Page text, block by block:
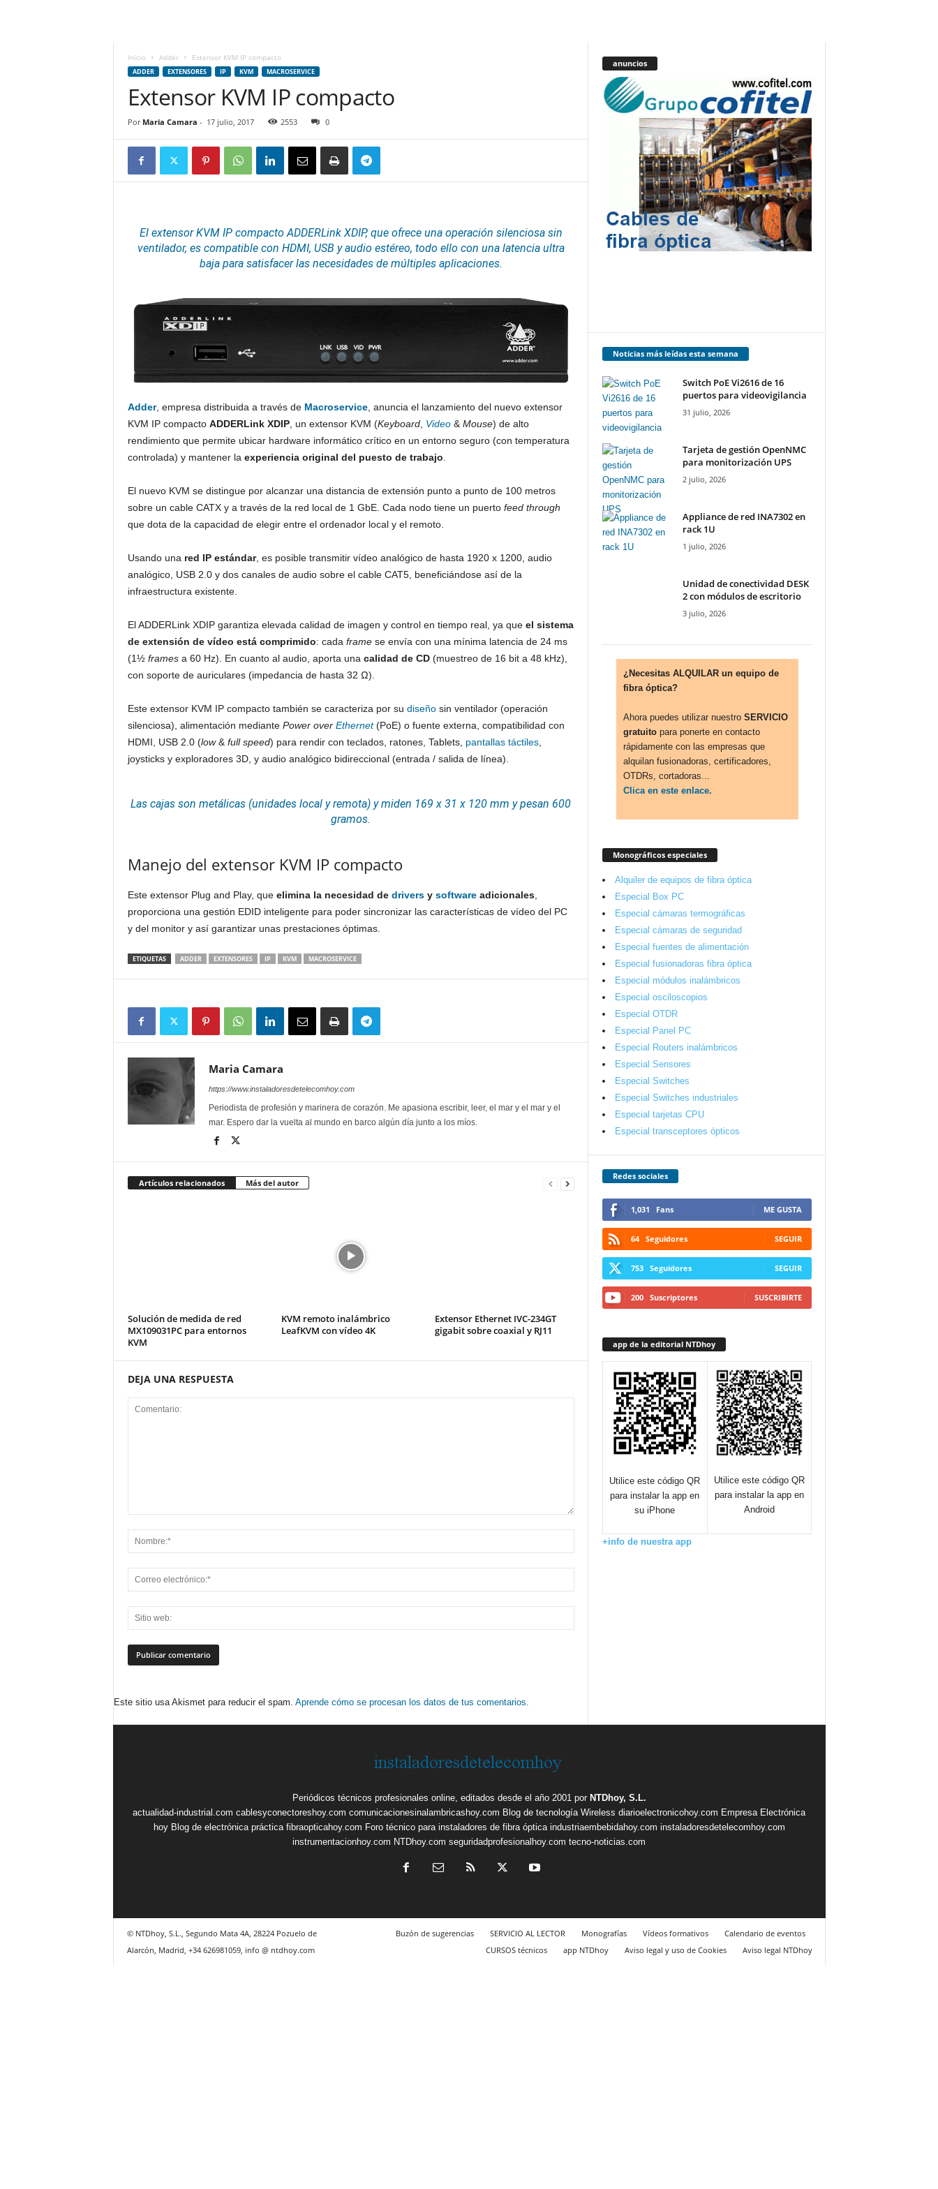
o
Inicio Adder Extensor KVM IP compacto
ADDER EXTENSORES IP KVM MACROSERVICE
Extensor KVM IP compacto
Por Maria Camara - 17 julio, 2017 2553 0
El extensorKVM IPcompacto ADDERLink XDIP, que ofrece una operación silenciosa sin
ventilador, es compatible con HDMI, USB yaudioestéreo, todo ello con una latencia ultra
baja para satisfacer las necesidades de múltiples aplicaciones.
Adder, empresa distribuida a través de Macroservice, anuncia el lanzamiento del nuevo extensor
KVM IP compacto ADDERLink XDIP, un extensor KVM (Keyboard, Video& Mouse) de alto
rendimiento que permite ubicar hardware informático crítico en un entorno seguro (con temperatura
controlada) y mantener la experiencia original del puesto de trabajo
El nuevo KVM se distingue por alcanzar una distancia de extensión punto a punto de 100 metros
sobre un cable CATX y a través de la red local de 1 GbE. Cada nodo tiene un puerto feed through
que dota de la capacidad de elegir entre el ordenador local y el remoto.
Usando una red IP estándar, es posible transmitir vídeo analógico de hasta 1920 x 1200, audio
analógico, USB 2.0 y dos canales de audio sobre el cable CAT5, beneficiándose así de la
infraestructura existente.
El ADDERLink XDIP garantiza elevada calidad de imagen y control en tiempo real, ya que el sistema
de extensión de vídeo está comprimido: cada framese envía con una mínima latencia de 24 ms
(1½ framesa 60 Hz). En cuanto al audio, aporta una calidad de CD(muestreo de 16 bit a 48 kHz),
con soporte de auriculares (impedancia de hasta 32 Ω).
Este extensor KVM IP compacto también se caracteriza por su diseñosin ventilador (operación
silenciosa), alimentación mediante Power over Ethernet(PoE) o fuente externa, compatibilidad con
HDMI, USB 2.0 (low& full speed) para rendir con teclados, ratones, Tablets, pantallas táctiles,
joysticks y exploradores 3D, y audio analógico bidireccional (entrada / salida de línea).
Las cajas son metálicas (unidades local y remota) y miden 169 x 31 x 120 mm y pesan 600
gramos.
Manejo del extensor KVM IP compacto
Este extensor Plug and Play, que elimina la necesidad de driversy softwareadicionales,
proporciona una gestión EDID inteligente para poder sincronizar las características de vídeo del PC
y del monitor y así garantizar unas prestaciones óptimas.
ETIQUETAS ADDER EXTENSORES IP KVM MACROSERVICE
Maria Camara
https://www.instaladoresdetelecomhoy.com
Periodista de profesión y marinera de corazón. Me apasiona escribir, leer, el mar y el mar y el
mar. Espero dar la vuelta al mundo en barco algún día junto a los míos.
Artículos relacionados Más del autor
Solución de medida de red
MX109031PC para entornos
KVM
KVM remoto inalámbrico
LeafKVM con vídeo 4K
Extensor Ethernet IVC-234GT
gigabit sobre coaxial y RJ11
DEJA UNA RESPUESTA
Este sitio usa Akismet para reducir el spam. Aprende cómo se procesan los datos de tus comentarios.
anuncios
Noticias más leídas esta semana
Switch PoE Vi2616 de 16
puertos para videovigilancia
31 julio, 2026
Tarjeta de gestión OpenNMC
para monitorización UPS
2 julio, 2026
Appliance de red INA7302 en
rack 1U
1 julio, 2026
Unidad de conectividad DESK
2 con módulos de escritorio
3 julio, 2026
¿Necesitas ALQUILAR un equipo de
fibra óptica?
Ahora puedes utilizar nuestro SERVICIO
gratuitopara ponerte en contacto
rápidamente con las empresas que
alquilan fusionadoras, certificadores,
OTDRs, cortadoras...
Clica en este enlace.
Monográficos especiales
Alquiler de equipos de fibra óptica
Especial Box PC
Especial cámaras termográficas
Especial cámaras de seguridad
Especial fuentes de alimentación
Especial fusionadoras fibra óptica
Especial módulos inalámbricos
Especial osciloscopios
Especial OTDR
Especial Panel PC
Especial Routers inalámbricos
Especial Sensores
Especial Switches
Especial Switches industriales
Especial tarjetas CPU
Especial transceptores ópticos
Redes sociales
1,031 Fans ME GUSTA
64 Seguidores SEGUIR
753 Seguidores SEGUIR
200 Suscriptores SUSCRIBIRTE
app de la editorial NTDhoy
Utilice este código QR
para instalar la app en
su iPhone
Utilice este código QR
para instalar la app en
Android
+info de nuestra app
Periódicos técnicos profesionales online, editados desde el año 2001 por NTDhoy, S.L.
actualidad-industrial.com cablesyconectoreshoy.com comunicacionesinalambricashoy.com Blog de tecnología Wireless diarioelectronicohoy.com Empresa Electrónica
hoy Blog de electrónica práctica fibraopticahoy.com Foro técnico para instaladores de fibra óptica industriaembebidahoy.com instaladoresdetelecomhoy.com
instrumentacionhoy.com NTDhoy.com seguridadprofesionalhoy.com tecno-noticias.com
Buzón de sugerencias SERVICIO AL LECTOR Monografías Vídeos formativos
Calendario de eventos
CURSOS técnicos
app NTDhoy Aviso legal y uso de Cookies Aviso legal NTDhoy
© NTDhoy, S.L., Segundo Mata 4A, 28224 Pozuelo de
Alarcón, Madrid, +34 626981059, info @ ntdhoy.com